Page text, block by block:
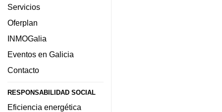
Servicios
Oferplan
INMOGalia
Eventos en Galicia
Contacto
RESPONSABILIDAD SOCIAL
Eficiencia energética